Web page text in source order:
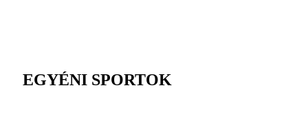
EGYÉNI SPORTOK